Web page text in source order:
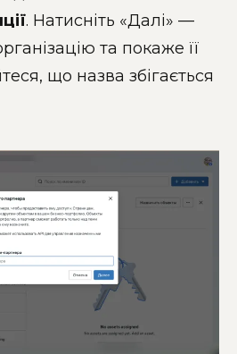
. Натисніть «Далі» —
та покаже її
що назва збігається